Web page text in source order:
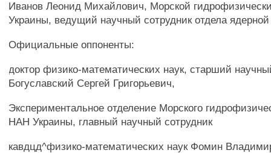
Иванов Леонид Михайлович, Морской
Украины, ведущий научный сотрудник отдела
Официальные оппоненты:
доктор физико-математических наук, старший
Богуславский Сергей Григорьевич,
Экспериментальное отделение Морского
HAH Украины, главный научный сотрудник
кавдцд^физико-математических наук Фомин